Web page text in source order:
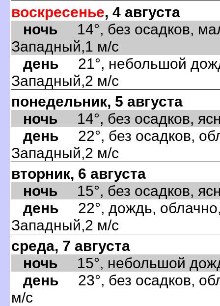
воскресенье, 4 августа
ночь 14°, без осадков,
Западный,1 м/с
день 21°, небольшой
Западный,2 м/с
понедельник, 5 августа
ночь 14°, без осадков,
день 22°, без осадков,
Западный,2 м/с
вторник, 6 августа
ночь 15°, без осадков,
день 22°, дождь,
Западный,2 м/с
среда, 7 августа
ночь 15°, небольшой
день 23°, без осадков,
м/с